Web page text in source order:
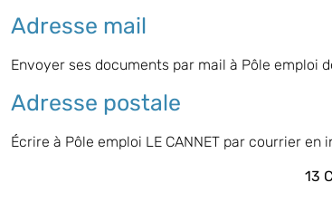
Adresse mail
Envoyer ses documents par mail à Pôle emploi
Adresse postale
Écrire à Pôle emploi LE CANNET par courrier en
13